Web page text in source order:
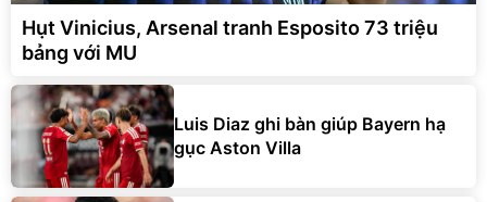
Hụt Vinicius, Arsenal tranh Esposito 73 triệu
bảng với MU
Luis Diaz ghi bàn giúp Bayern hạ
gục Aston Villa